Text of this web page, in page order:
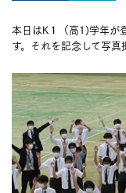
本日はK１（高1)学年が
す。それを記念して写真